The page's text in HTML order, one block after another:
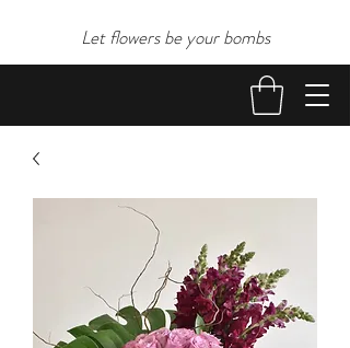
Let flowers be your bombs